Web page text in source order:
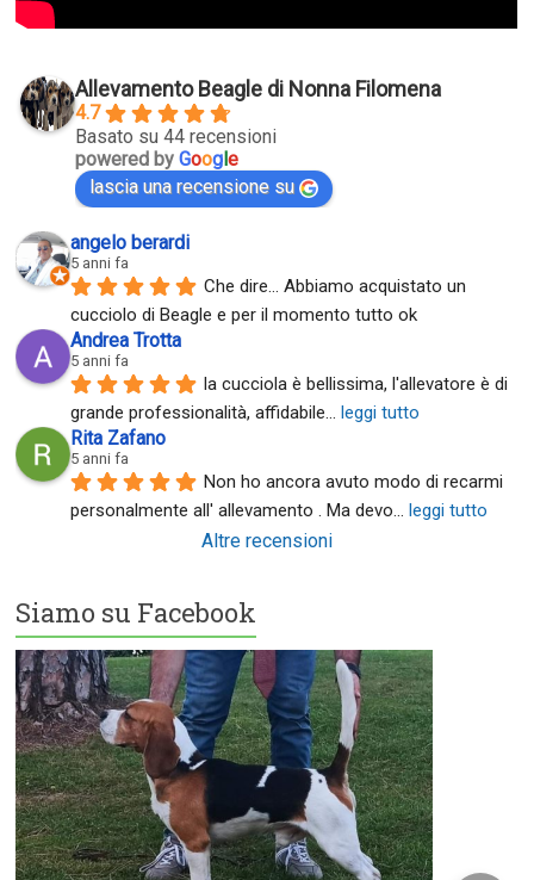
Allevamento Beagle di Nonna Filomena
4.7
Basato su 44 recensioni
powered byGoogle
lascia una recensione su
angelo berardi
5 anni fa
Che dire... Abbiamo acquistato un
cucciolo di Beagle e per il momento tutto ok
Andrea Trotta
5 anni fa
la cucciola è bellissima, l'allevatore è di
grande professionalità, affidabile... leggi tutto
Rita Zafano
5 anni fa
Non ho ancora avuto modo di recarmi
personalmente all' allevamento . Ma devo... leggi tutto
Altre recensioni
Siamo su Facebook